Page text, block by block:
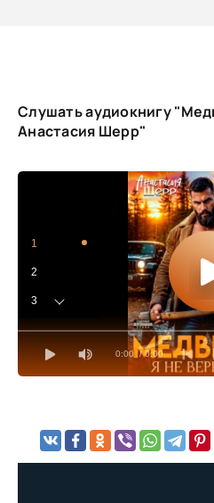
Слушать аудиокнигу
Анастасия Шерр"
0:00 / 0:00
1
2
3
4